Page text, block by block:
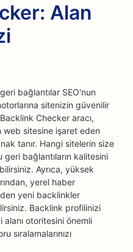
Alan
bağlantılar SEO'nun
sitenizin güvenilir
Checker aracı,
web sitesine işaret eden
tanır. Hangi sitelerin size
bağlantıların kalitesini
Ayrıca, yüksek
yerel haber
yeni backlinkler
Backlink profilinizi
otoritesini önemli
sıralamalarınızı